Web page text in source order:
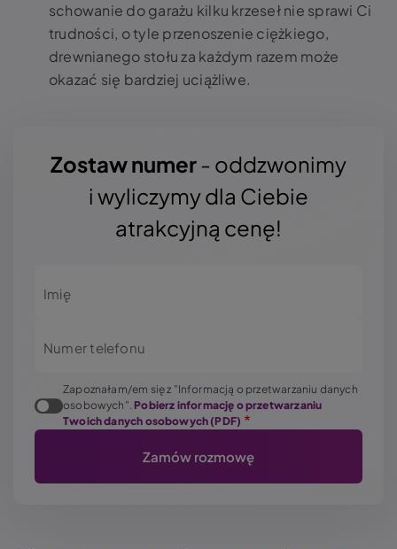
schowanie do garażu kilku krzeseł nie sprawi Ci
trudności, o tyle przenoszenie ciężkiego,
drewnianego stołu za każdym razem może
okazać się bardziej uciążliwe.
Zostaw numer- oddzwonimy
i wyliczymy dla Ciebie
atrakcyjną cenę!
Imię
Numer telefonu
Zapoznałam/em się z "Informacją o przetwarzaniu danych
osobowych". Pobierz informację o przetwarzaniu
Twoich danych osobowych (PDF)